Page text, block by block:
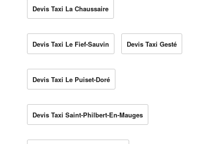
Devis Taxi La Chaussaire
Devis Taxi Le Fief-Sauvin Devis Taxi Gesté
Devis Taxi Le Puiset-Doré
Devis Taxi Saint-Philbert-En-Mauges